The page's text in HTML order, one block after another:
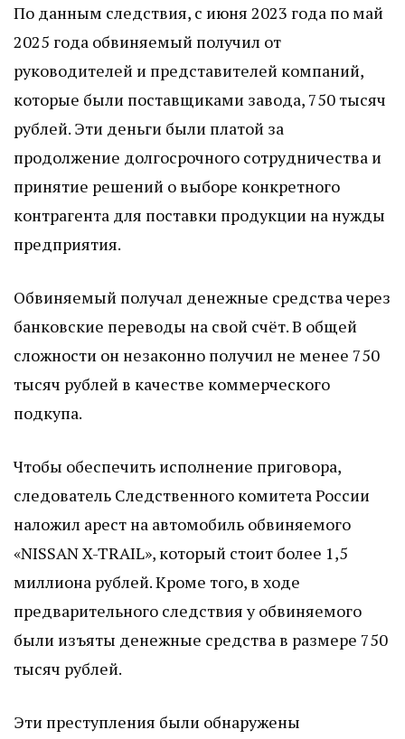
По данным следствия, с июня 2023 года по май
2025 года обвиняемый получил от
руководителей и представителей компаний,
которые были поставщиками завода, 750 тысяч
рублей. Эти деньги были платой за
продолжение долгосрочного сотрудничества и
принятие решений о выборе конкретного
контрагента для поставки продукции на нужды
предприятия.
Обвиняемый получал денежные средства через
банковские переводы на свой счёт. В общей
сложности он незаконно получил не менее 750
тысяч рублей в качестве коммерческого
подкупа.
Чтобы обеспечить исполнение приговора,
следователь Следственного комитета России
наложил арест на автомобиль обвиняемого
«NISSAN X-TRAIL», который стоит более 1,5
миллиона рублей. Кроме того, в ходе
предварительного следствия у обвиняемого
были изъяты денежные средства в размере 750
тысяч рублей.
Эти преступления были обнаружены